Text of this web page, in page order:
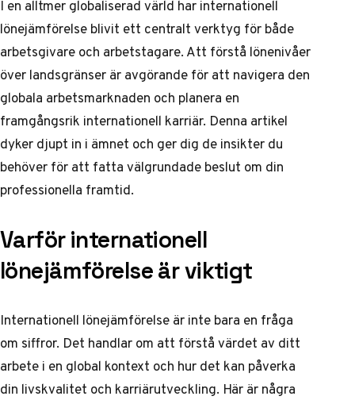
I en alltmer globaliserad värld har internationell
lönejämförelse blivit ett centralt verktyg för både
arbetsgivare och arbetstagare. Att förstå lönenivåer
över landsgränser är avgörande för att navigera den
globala arbetsmarknaden och planera en
framgångsrik internationell karriär. Denna artikel
dyker djupt in i ämnet och ger dig de insikter du
behöver för att fatta välgrundade beslut om din
professionella framtid.
Varför internationell
lönejämförelse är viktigt
Internationell lönejämförelse är inte bara en fråga
om siffror. Det handlar om att förstå värdet av ditt
arbete i en global kontext och hur det kan påverka
din livskvalitet och karriärutveckling. Här är några